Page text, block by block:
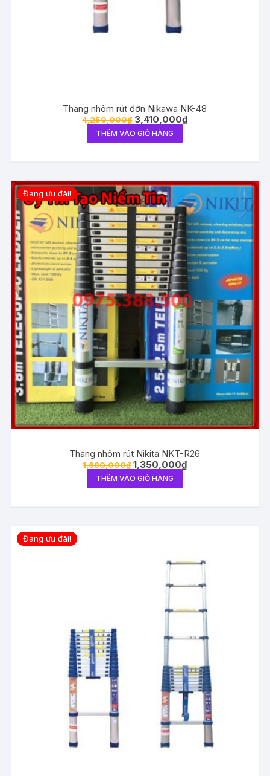
Thang nhôm rút đơn Nikawa NK-48
4,250,000₫ 3,410,000₫
THÊM VÀO GIỎ HÀNG
Đang ưu đãi!
Thang nhôm rút Nikita NKT-R26
1,680,000₫ 1,350,000₫
THÊM VÀO GIỎ HÀNG
Đang ưu đãi!